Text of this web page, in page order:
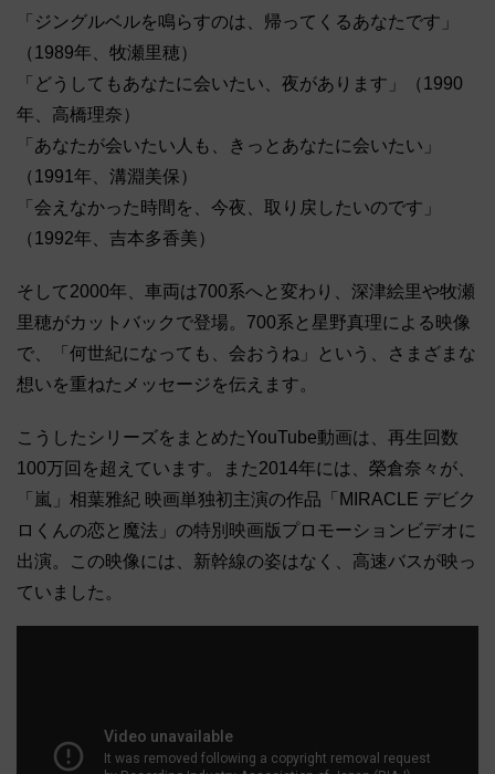
「ジングルベルを鳴らすのは、帰ってくるあなたです」
（1989年、牧瀬里穂）
「どうしてもあなたに会いたい、夜があります」（1990
年、高橋理奈）
「あなたが会いたい人も、きっとあなたに会いたい」
（1991年、溝淵美保）
「会えなかった時間を、今夜、取り戻したいのです」
（1992年、吉本多香美）
そして2000年、車両は700系へと変わり、深津絵里や牧瀬
里穂がカットバックで登場。700系と星野真理による映像
で、「何世紀になっても、会おうね」という、さまざまな
想いを重ねたメッセージを伝えます。
こうしたシリーズをまとめたYouTube動画は、再生回数
100万回を超えています。また2014年には、榮倉奈々が、
「嵐」相葉雅紀 映画単独初主演の作品「MIRACLE デビク
ロくんの恋と魔法」の特別映画版プロモーションビデオに
出演。この映像には、新幹線の姿はなく、高速バスが映っ
ていました。